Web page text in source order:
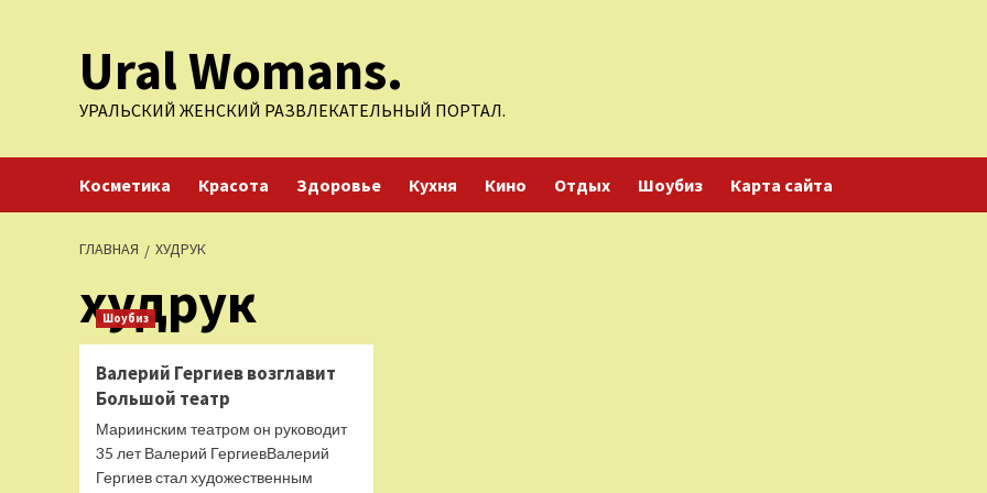
содержимомуUral Womans.
УРАЛЬСКИЙ ЖЕНСКИЙ РАЗВЛЕКАТЕЛЬНЫЙ ПОРТАЛ.
Косметика Красота Здоровье Кухня Кино Отдых Шоубиз Карта сайта
ГЛАВНАЯ ХУДРУК
худрук
Шоубиз
Валерий Гергиев возглавит
Большой театр
Мариинским театром он руководит
35 лет Валерий ГергиевВалерий
Гергиев стал художественным